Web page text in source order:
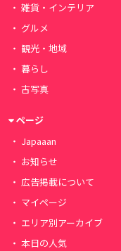
雑貨・インテリア
グルメ
観光・地域
暮らし
古写真
ページ
Japaaan
お知らせ
広告掲載について
マイページ
エリア別アーカイブ
本日の人気